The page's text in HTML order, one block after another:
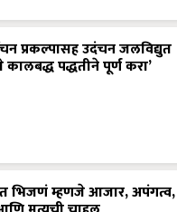
प्रकल्पासह उदंचन जलविद्युत
कालबद्ध पद्धतीने पूर्ण करा’
भिजणं म्हणजे आजार, अपंगत्व,